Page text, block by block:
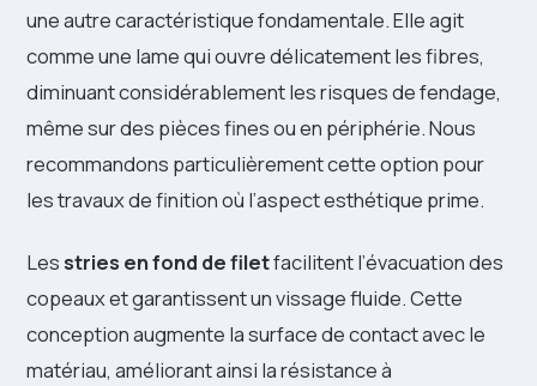
une autre caractéristique fondamentale. Elle agit
comme une lame qui ouvre délicatement les fibres,
diminuant considérablement les risques de fendage,
même sur des pièces fines ou en périphérie. Nous
recommandons particulièrement cette option pour
les travaux de finition où l’aspect esthétique prime.
Lesstries en fond de filetfacilitent l’évacuation des
copeaux et garantissent un vissage fluide. Cette
conception augmente la surface de contact avec le
matériau, améliorant ainsi la résistance à